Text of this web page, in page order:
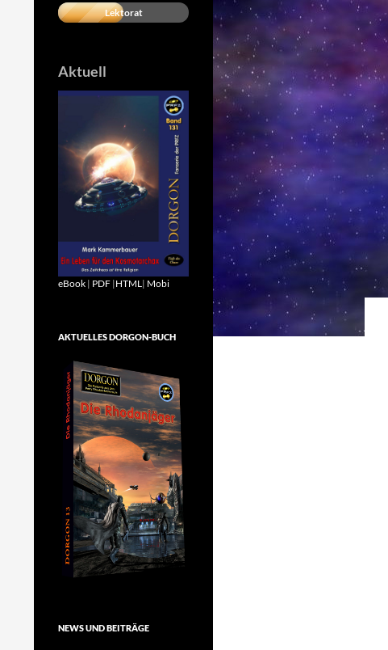
Lektorat
Aktuell
eBook | PDF |HTML | Mobi
AKTUELLES DORGON-BUCH
NEWS UND BEITRÄGE